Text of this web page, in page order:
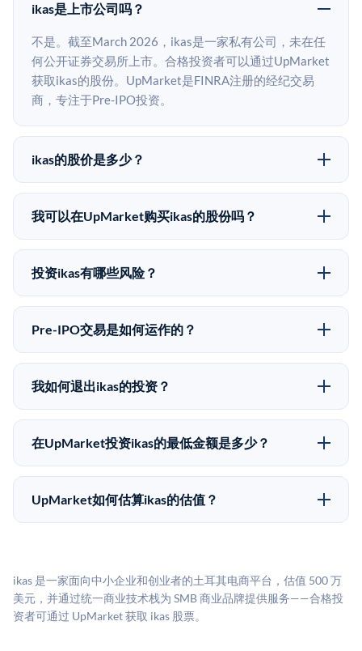
ikas是上市公司吗？
不是。截至March 2026，ikas是一家私有公司，未在任
何公开证券交易所上市。合格投资者可以通过UpMarket
获取ikas的股份。UpMarket是FINRA注册的经纪交易
商，专注于Pre-IPO投资。
ikas的股价是多少？
ikas没有公开股价，因为它是一家私有公司。最近的已
知股价来自其最近一轮融资。 二级市场上的Pre-IPO股
同。
我可以在UpMarket购买ikas的股份吗？
可以。合格投资者可以通过填写本页表单或在
upmarket.co创建账户来表达对ikas股份的投资意向。所
50,000美元。UpMarket是FINRA注册的经纪交易商，
自2019年以来已经纪超过5亿美元的另类投资。
投资ikas有哪些风险？
Pre-IPO投资存在重大风险。ikas的股份流动性低，意味
着没有公开市场可以快速出售。不存在确定的退出时间
能全部损失的准备。私有公司的估值在融资轮次之间可
能大幅波动。投资者应在投资前咨询其财务顾问并审阅
Pre-IPO交易是如何运作的？
在Pre-IPO交易中，合格投资者通过二级市场平台从现有
股东（如员工、早期投资者或其他持有人）处购买股
为FINRA注册的经纪交易商促成这些交易，代表双方处
理合规、文件和结算事宜。
我如何退出ikas的投资？
Pre-IPO持股主要有两种退出途径：在二级市场将股份出
售给其他买家，或持有直到公司完成IPO或被收购。两
市场条件。任何退出的时间都是不可预测的，投资者应
做好多年持有的准备。
在UpMarket投资ikas的最低金额是多少？
UpMarket上大多数Pre-IPO产品的最低投资金额为
50,000美元。具体金额可能因产品和股份供应情况而有
UpMarket如何估算ikas的估值？
司可比倍数应用私有公司折扣，以反映流动性不足和信
息不对称。此估值不构成投资建议，可能与实际交易价
ikas 是一家面向中小企业和创业者的土耳其电商平台，估值 500 万
美元，并通过统一商业技术栈为 SMB 商业品牌提供服务——合格投
资者可通过 UpMarket 获取 ikas 股票。